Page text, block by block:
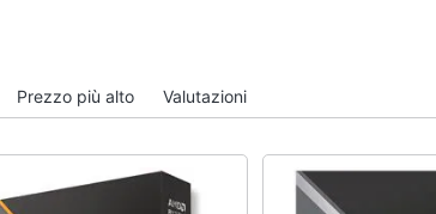
Prezzo più alto Valutazioni